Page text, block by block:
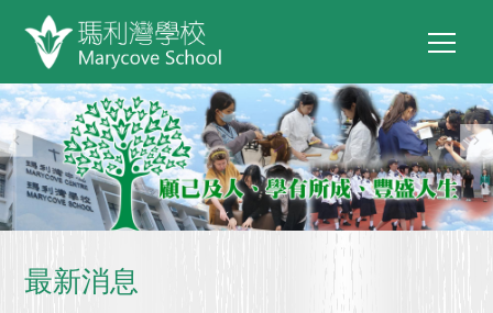
移至主內容
最新消息